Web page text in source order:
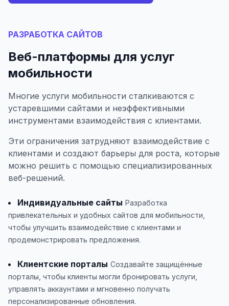
РАЗРАБОТКА САЙТОВ
Веб-платформы для услуг
мобильности
Многие услуги мобильности сталкиваются с
устаревшими сайтами и неэффективными
инструментами взаимодействия с клиентами.
Эти ограничения затрудняют взаимодействие с
клиентами и создают барьеры для роста, которые
можно решить с помощью специализированных
веб-решений.
Индивидуальные сайты Разработка
привлекательных и удобных сайтов для мобильности,
чтобы улучшить взаимодействие с клиентами и
продемонстрировать предложения.
Клиентские порталы Создавайте защищённые
порталы, чтобы клиенты могли бронировать услуги,
управлять аккаунтами и мгновенно получать
персонализированные обновления.